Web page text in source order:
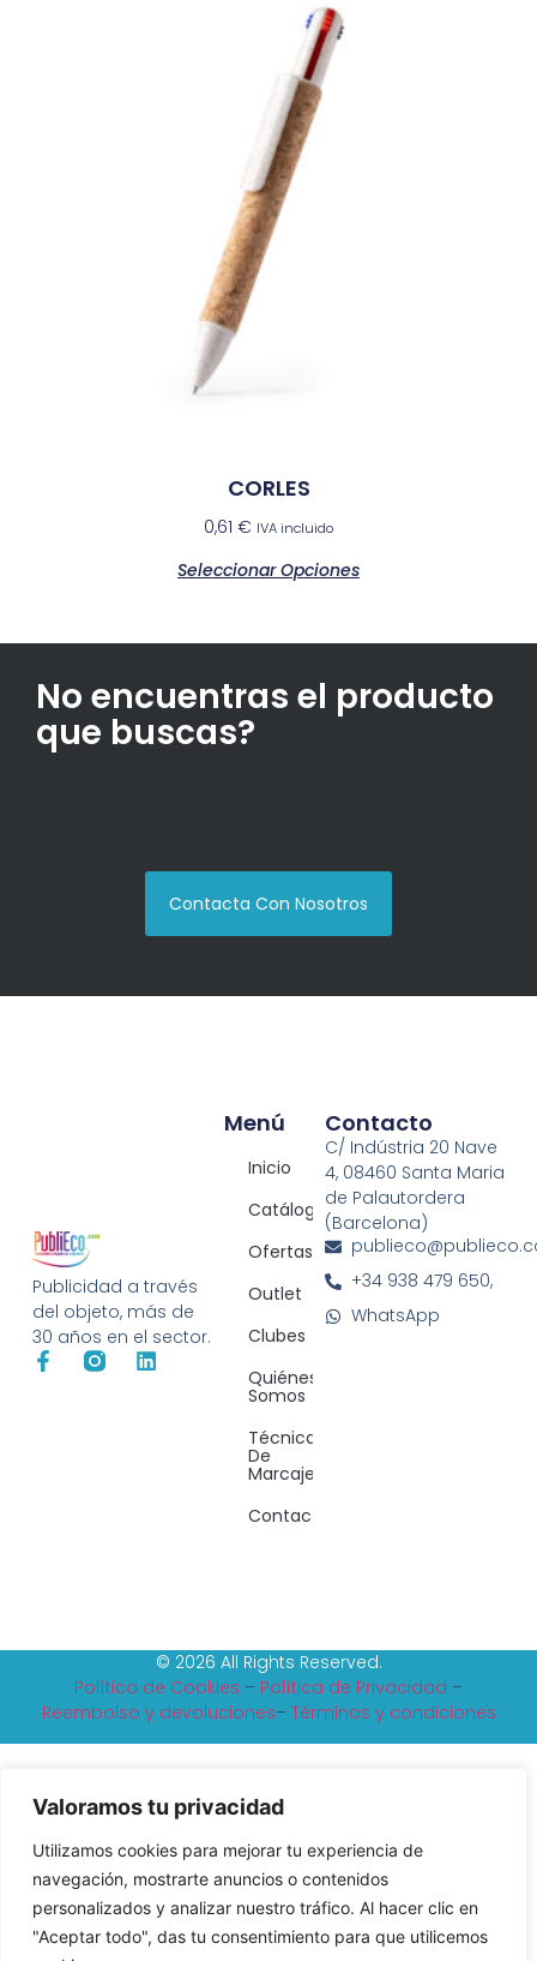
Valoramos tu privacidad
Utilizamos cookies para mejorar tu experiencia de
navegación, mostrarte anuncios o contenidos
personalizados y analizar nuestro tráfico. Al hacer clic en
"Aceptar todo", das tu consentimiento para que utilicemos
CORLES
0,61 € IVA incluido
Seleccionar Opciones
No encuentras el producto
que buscas?
Contacta Con Nosotros
Publicidad a través
del objeto, más de
30 años en el sector.
Menú
Inicio
Catálogos
Ofertas
Outlet
Clubes
Quiénes
Somos
Técnicas
De
Marcaje
Contacto
Contacto
C/ Indústria 20 Nave
4, 08460 Santa Maria
de Palautordera
(Barcelona)
+34 938 479 650,
WhatsApp
© 2026 All Rights Reserved.
Política de Cookies – Política de Privacidad –
Reembolso y devoluciones– Tèrminos y condiciones